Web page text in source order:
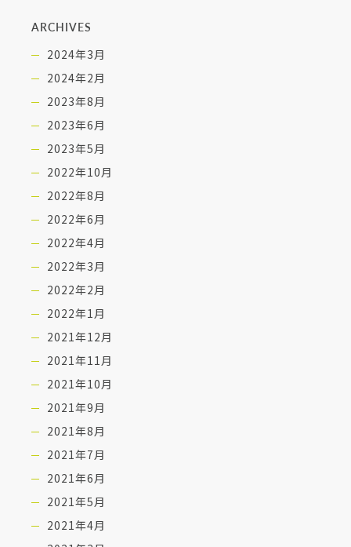
ARCHIVES
2024年3月
2024年2月
2023年8月
2023年6月
2023年5月
2022年10月
2022年8月
2022年6月
2022年4月
2022年3月
2022年2月
2022年1月
2021年12月
2021年11月
2021年10月
2021年9月
2021年8月
2021年7月
2021年6月
2021年5月
2021年4月